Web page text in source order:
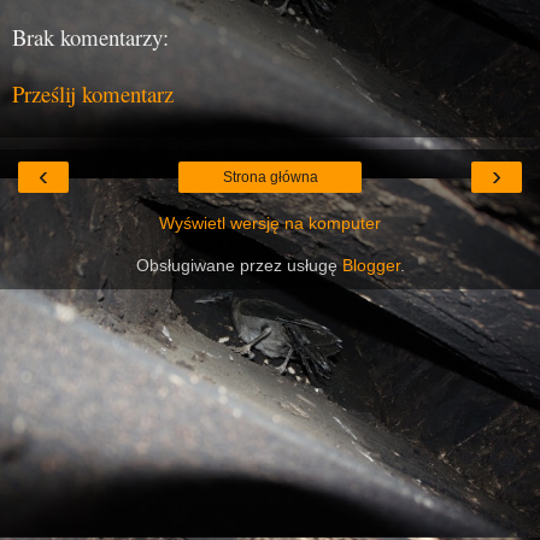
Brak komentarzy:
Prześlij komentarz
‹ ›
Strona główna
Wyświetl wersję na komputer
Obsługiwane przez usługęBlogger.